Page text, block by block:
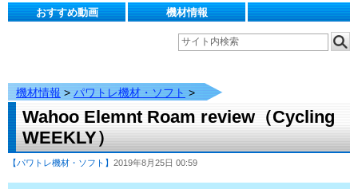
おすすめ動画
機材情報
機材情報 > パワトレ機材・ソフト >
Wahoo Elemnt Roam review（Cycling
WEEKLY）
【パワトレ機材・ソフト】 2019年8月25日 00:59